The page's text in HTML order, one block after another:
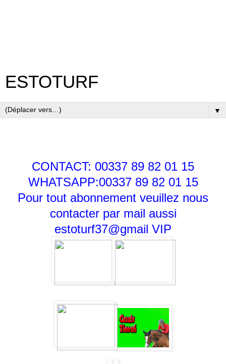
ESTOTURF
▼
CONTACT: 00337 89 82 01 15
WHATSAPP:00337 89 82 01 15
Pour tout abonnement veuillez nous
contacter par mail aussi
estoturf37@gmail VIP